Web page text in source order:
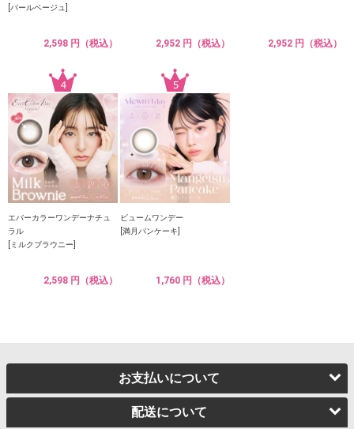
[パールベージュ]
2,598 円（税込） 2,952 円（税込） 2,952 円（税込）
エバーカラーワンデーナチュ
ラル
[ミルクブラウニー]
2,598 円（税込）
ビュームワンデー
[満月パンケーキ]
1,760 円（税込）
お支払いについて
配送について